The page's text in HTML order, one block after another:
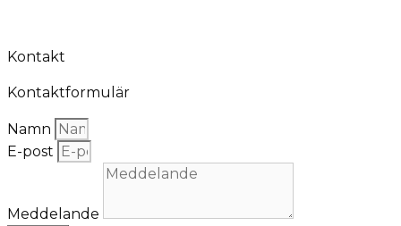
Kontakt
Kontaktformulär
Namn
E-post
Meddelande